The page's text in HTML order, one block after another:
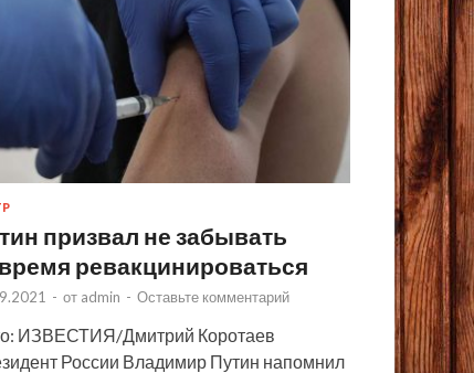
призвал не забывать
ревакцинироваться
- от admin - Оставьте комментарий
ИЗВЕСТИЯ/Дмитрий Коротаев
России Владимир Путин напомнил